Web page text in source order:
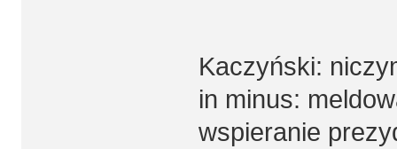
Kaczyński:
in minus:
wspieranie